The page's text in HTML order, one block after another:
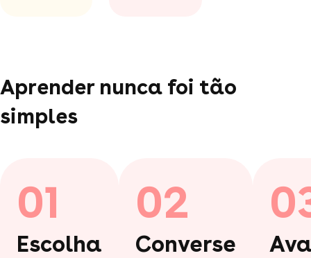
Aprender nunca foi tão
simples
01
Escolha
02
Converse